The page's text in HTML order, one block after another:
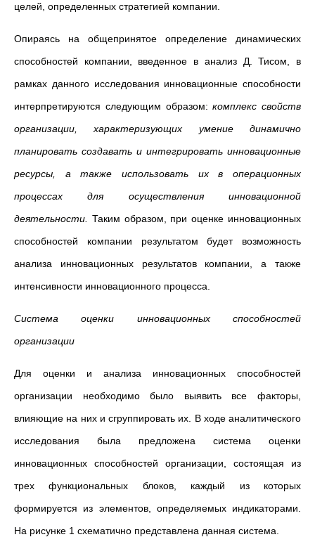
целей, определенных стратегией компании.
Опираясь на общепринятое определение динамических
способностей компании, введенное в анализ Д. Тисом, в
рамках данного исследования инновационные способности
интерпретируются следующим образом: комплекс свойств
организации, характеризующих умение динамично
планировать создавать и интегрировать инновационные
ресурсы, а также использовать их в операционных
процессах для осуществления инновационной
деятельности. Таким образом, при оценке инновационных
способностей компании результатом будет возможность
анализа инновационных результатов компании, а также
интенсивности инновационного процесса.
Система оценки инновационных способностей
организации
Для оценки и анализа инновационных способностей
организации необходимо было выявить все факторы,
влияющие на них и сгруппировать их. В ходе аналитического
исследования была предложена система оценки
инновационных способностей организации, состоящая из
трех функциональных блоков, каждый из которых
формируется из элементов, определяемых индикаторами.
На рисунке 1 схематично представлена данная система.